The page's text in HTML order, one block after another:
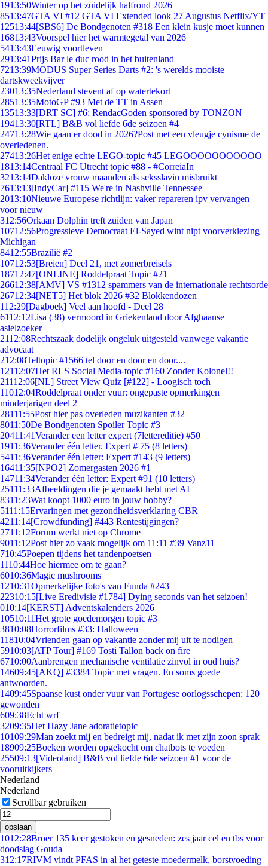
1913:50Winter op het zuidelijk halfrond 2026
8513:47GTA VI #12 GTA VI Extended look 27 Augustus Netflix/YT
12513:44[SBS6] De Bondgenoten #318 Een klein kusje moet kunnen
16813:43Voorspel hier het warmtegetal van 2026
5413:43Eeuwig voortleven
2913:41Prijs Bar le duc rood in het buitenland
7213:39MODUS Super Series Darts #2: 's werelds mooiste
dartskweekvijver
23013:35Nederland stevent af op watertekort
28513:35MotoGP #93 Met de TT in Assen
13513:33[DRT SC] #6: RendacGoden sponsored by TONZON
19413:30[RTL] B&B vol liefde 6de seizoen #4
24713:28Wie gaan er dood in 2026?Post met een vleugje cynisme de
overledenen.
27413:26Het enige echte LEGO-topic #45 LEGOOOOOOOOOOO
1813:14Centraal FC Utrecht topic #88 - #CorreiaIn
3213:14Dakloze vrouw maanden als seksslavin misbruikt
7613:13[IndyCar] #115 We're in Nashville Tennessee
2013:10Nieuwe Europese richtlijn: vaker repareren ipv vervangen
voor nieuw
312:56Orkaan Dolphin treft zuiden van Japan
10712:56Progressieve Democraat El-Sayed wint nipt voorverkiezing
Michigan
8412:55Brazilië #2
10712:53[Breien] Deel 21, met zomerbreisels
18712:47[ONLINE] Roddelpraat Topic #21
26612:38[AMV] VS #1312 spammers van de internationale rechtsorde
26712:34[NET5] Het blok 2026 #32 Blokkendozen
112:29[Dagboek] Veel aan hoofd - Deel 28
6112:12Lisa (38) vermoord in Griekenland door Afghaanse
asielzoeker
2112:08Rechtszaak dodelijk ongeluk uitgesteld vanwege vakantie
advocaat
212:08Teltopic #1566 tel door en door en door....
12112:07Het RLS Social Media-topic #160 Zonder Kolonel!!
21112:06[NL] Street View Quiz [#122] - Loogisch toch
11012:04Roddelpraat onder vuur: ongepaste opmerkingen
minderjarigen deel 2
28111:55Post hier pas overleden muzikanten #32
8011:50De Bondgenoten Spoiler Topic #3
20411:41Verander een letter expert (7lettereditie) #50
1911:36Verander één letter. Expert # 75 (8 letters)
5411:36Verander één letter: Expert #143 (9 letters)
16411:35[NPO2] Zomergasten 2026 #1
14711:34Verander één letter: Expert #91 (10 letters)
25111:33Afbeeldingen die je gemaakt hebt met AI
8311:23Wat koopt 1000 euro in jouw hobby?
5111:15Ervaringen met gezondheidsverklaring CBR
4211:14[Crowdfunding] #443 Rentestijgingen?
2711:12Forum werkt niet op Chrome
9011:12Post hier zo vaak mogelijk om 11:11 #39 Vanz11
710:45Poepen tijdens het tandenpoetsen
1110:44Hoe hiermee om te gaan?
6010:36Magic mushrooms
1210:31Opmerkelijke foto's van Funda #243
22310:15[Live Eredivisie #1784] Dying seconds van het seizoen!
010:14[KERST] Adventskalenders 2026
10510:11Het grote goedemorgen topic #3
3810:08Horrorfilms #33: Halloween
11810:04Vrienden gaan op vakantie zonder mij uit te nodigen
5910:03[ATP Tour] #169 Tosti Tallon back on fire
6710:00Aanbrengen mechanische ventilatie zinvol in oud huis?
14609:45[AKQ] #3384 Topic met vragen. En soms goede
antwoorden.
1409:45Spaanse kust onder vuur van Portugese oorlogsschepen: 120
gewonden
609:38Echt wrf
3209:35Het Hazy Jane adoratietopic
10109:29Man zoekt mij en bedreigt mij, nadat ik met zijn zoon sprak
18909:25Boeken worden opgekocht om chatbots te voeden
25509:13[Videoland] B&B vol liefde 6de seizoen #1 voor de
vooruitkijkers
Nederland
Nederland
Scrollbar gebruiken
opslaan
1012:28Broer 135 keer gestoken en gesneden: zes jaar cel en tbs voor
doodslag Gouda
312:17RIVM vindt PFAS in al het geteste moedermelk, borstvoeding